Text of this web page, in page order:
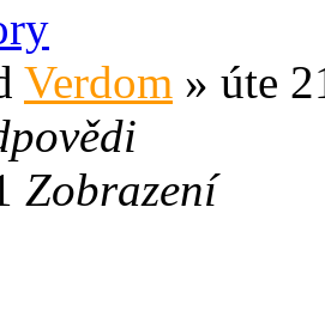
Verdom » úte
Zobrazení